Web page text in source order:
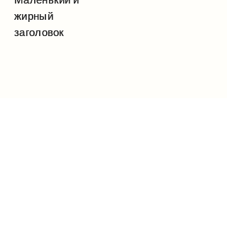
жирный
заголовок
жирный
заголовок